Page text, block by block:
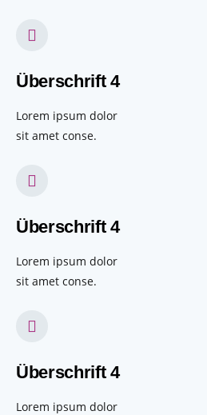
Überschrift 4
Lorem ipsum dolor
sit amet conse.
Überschrift 4
Lorem ipsum dolor
sit amet conse.
Überschrift 4
Lorem ipsum dolor